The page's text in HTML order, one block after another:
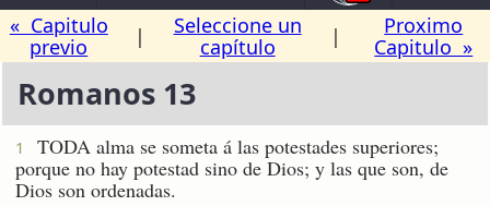
« Capitulo
previo
|
Seleccione un
capítulo
|
Proximo
Capitulo »
Romanos 13
1
TODA alma se someta á las potestades superiores;
porque no hay potestad sino de Dios; y las que son, de
Dios son ordenadas.